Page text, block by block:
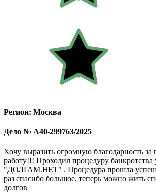
Регион: Москва
Дело № А40-299763/2025
Хочу выразить огромную благодарность за
работу!!! Проходил процедуру
"ДОЛГАМ.НЕТ" . Процедура прошла
раз спасибо большое, теперь можно жить
долгов